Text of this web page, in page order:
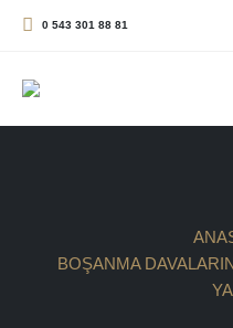
0 543 301 88 81
BOŞANMA